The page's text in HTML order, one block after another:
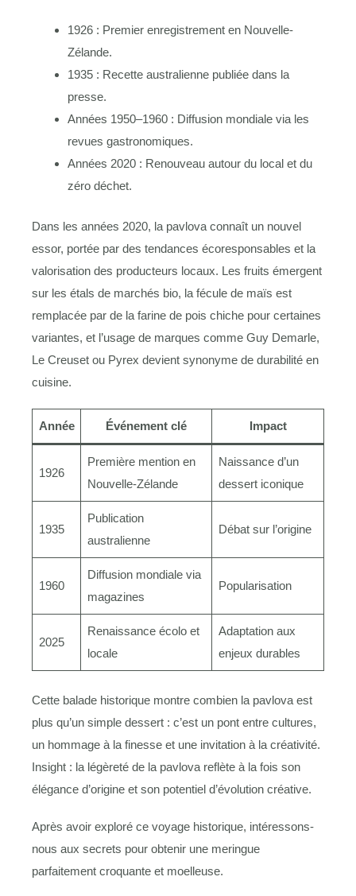
1926 : Premier enregistrement en Nouvelle-
Zélande.
1935 : Recette australienne publiée dans la
presse.
Années 1950–1960 : Diffusion mondiale via les
revues gastronomiques.
Années 2020 : Renouveau autour du local et du
zéro déchet.
Dans les années 2020, la pavlova connaît un nouvel
essor, portée par des tendances écoresponsables et la
valorisation des producteurs locaux. Les fruits émergent
sur les étals de marchés bio, la fécule de maïs est
remplacée par de la farine de pois chiche pour certaines
variantes, et l’usage de marques comme Guy Demarle,
Le Creuset ou Pyrex devient synonyme de durabilité en
cuisine.
Année Événement clé Impact
1926
Première mention en
Nouvelle-Zélande
Naissance d’un
dessert iconique
1935
Publication
australienne
Débat sur l’origine
1960
Diffusion mondiale via
magazines
Popularisation
2025
Renaissance écolo et
locale
Adaptation aux
enjeux durables
Cette balade historique montre combien la pavlova est
plus qu’un simple dessert : c’est un pont entre cultures,
un hommage à la finesse et une invitation à la créativité.
Insight : la légèreté de la pavlova reflète à la fois son
élégance d’origine et son potentiel d’évolution créative.
Après avoir exploré ce voyage historique, intéressons-
nous aux secrets pour obtenir une meringue
parfaitement croquante et moelleuse.